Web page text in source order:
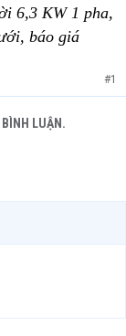
6,3 KW 1 pha,
báo giá
#1
LUẬN.